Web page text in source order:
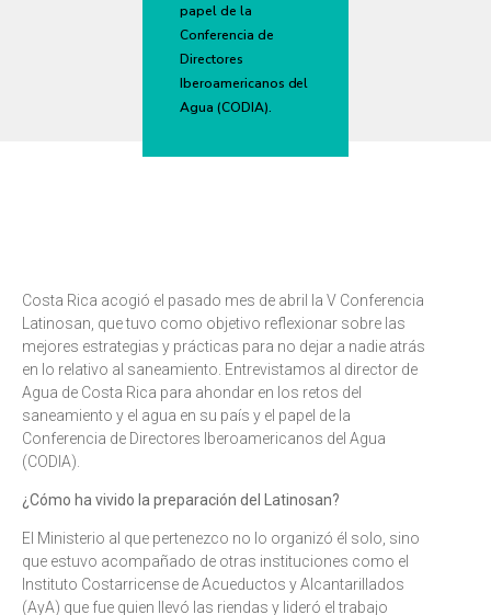
papel de la
Conferencia de
Directores
Iberoamericanos del
Agua (CODIA).
Costa Rica acogió el pasado mes de abril la V Conferencia
Latinosan, que tuvo como objetivo reflexionar sobre las
mejores estrategias y prácticas para no dejar a nadie atrás
en lo relativo al saneamiento. Entrevistamos al director de
Agua de Costa Rica para ahondar en los retos del
saneamiento y el agua en su país y el papel de la
Conferencia de Directores Iberoamericanos del Agua
(CODIA).
¿Cómo ha vivido la preparación del Latinosan?
El Ministerio al que pertenezco no lo organizó él solo, sino
que estuvo acompañado de otras instituciones como el
Instituto Costarricense de Acueductos y Alcantarillados
(AyA) que fue quien llevó las riendas y lideró el trabajo